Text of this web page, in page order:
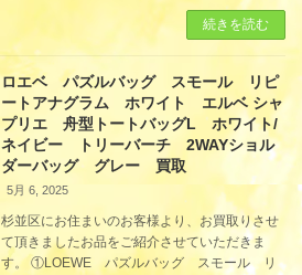
続きを読む
ロエベ パズルバッグ スモール リピ
ートアナグラム ホワイト エルベ シャ
プリエ 舟型トートバッグL ホワイト/
ネイビー トリーバーチ 2WAYショル
ダーバッグ グレー 買取
5月 6, 2025
杉並区にお住まいのお客様より、お買取りさせ
て頂きましたお品をご紹介させていただきま
す。 ①LOEWE パズルバッグ スモール リ